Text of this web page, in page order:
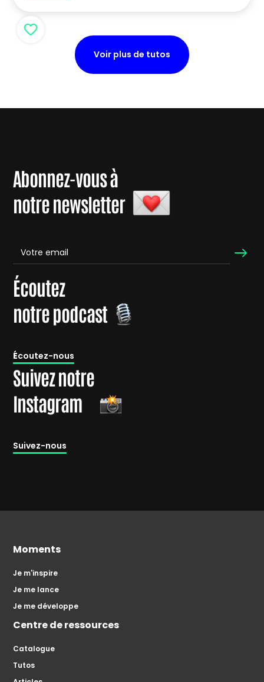
Voir plus de tutos
Abonnez-vous à
notre newsletter
Écoutez
notre podcast
Écoutez-nous
Suivez notre
Instagram
Suivez-nous
Moments
Je m'inspire
Je me lance
Je me développe
Centre de ressources
Catalogue
Tutos